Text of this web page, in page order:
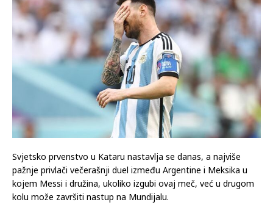
Svjetsko prvenstvo u Kataru nastavlja se danas, a najviše
pažnje privlači večerašnji duel između Argentine i Meksika u
kojem Messi i družina, ukoliko izgubi ovaj meč, već u drugom
kolu može završiti nastup na Mundijalu.